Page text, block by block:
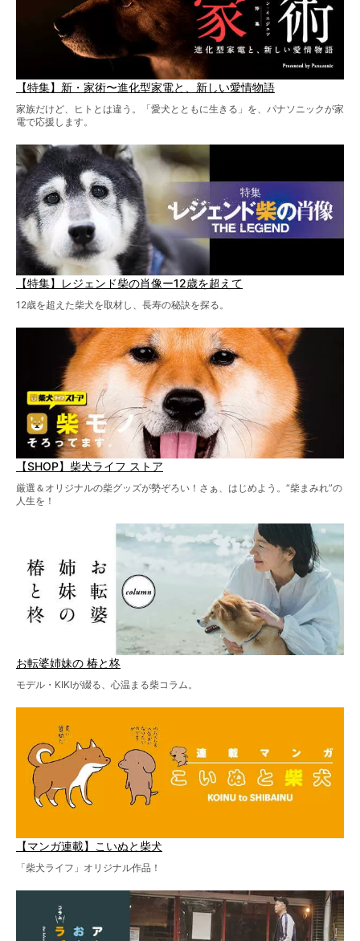
【特集】新・家術〜進化型家電と、新しい愛情物語
家族だけど、ヒトとは違う。「愛犬とともに生きる」を、パナソニックが家
電で応援します。
【特集】レジェンド柴の肖像ー12歳を超えて
12歳を超えた柴犬を取材し、長寿の秘訣を探る。
【SHOP】柴犬ライフ ストア
厳選＆オリジナルの柴グッズが勢ぞろい！さぁ、はじめよう。“柴まみれ”の
人生を！
お転婆姉妹の 椿と柊
モデル・KIKIが綴る、心温まる柴コラム。
【マンガ連載】こいぬと柴犬
「柴犬ライフ」オリジナル作品！